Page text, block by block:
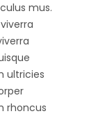
mus.
ultricies
rhoncus